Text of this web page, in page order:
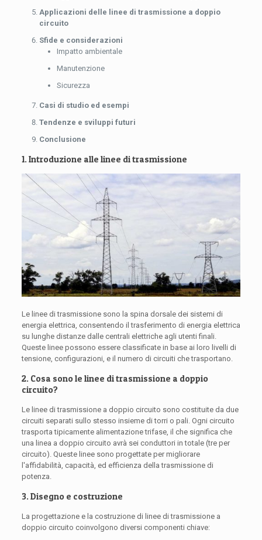
Applicazioni delle linee di trasmissione a doppio
circuito
Sfide e considerazioni
Impatto ambientale
Manutenzione
Sicurezza
Casi di studio ed esempi
Tendenze e sviluppi futuri
Conclusione
1. Introduzione alle linee di trasmissione
Le linee di trasmissione sono la spina dorsale dei sistemi di
energia elettrica, consentendo il trasferimento di energia elettrica
su lunghe distanze dalle centrali elettriche agli utenti finali.
Queste linee possono essere classificate in base ai loro livelli di
tensione, configurazioni, e il numero di circuiti che trasportano.
2. Cosa sono le linee di trasmissione a doppio
circuito?
Le linee di trasmissione a doppio circuito sono costituite da due
circuiti separati sullo stesso insieme di torri o pali. Ogni circuito
trasporta tipicamente alimentazione trifase, il che significa che
una linea a doppio circuito avrà sei conduttori in totale (tre per
circuito). Queste linee sono progettate per migliorare
l'affidabilità, capacità, ed efficienza della trasmissione di
potenza.
3. Disegno e costruzione
La progettazione e la costruzione di linee di trasmissione a
doppio circuito coinvolgono diversi componenti chiave: